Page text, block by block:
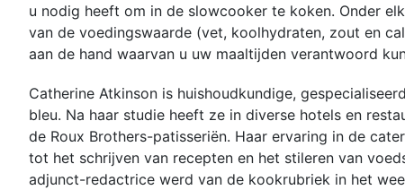
u nodig heeft om in de slowcooker te koken. Onder
van de voedingswaarde (vet, koolhydraten, zout en
aan de hand waarvan u uw maaltijden verantwoord
Catherine Atkinson is huishoudkundige,
bleu. Na haar studie heeft ze in diverse hotels en
de Roux Brothers-patisseriën. Haar ervaring in de
tot het schrijven van recepten en het stileren van
adjunct-redactrice werd van de kookrubriek in het